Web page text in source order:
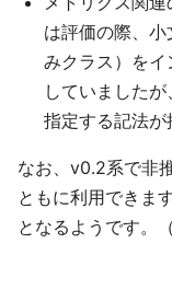
は評価の際、
みクラス）をイ
していました
指定する記法が
なお、v0.2系で非
ともに利用できま
となるようです。